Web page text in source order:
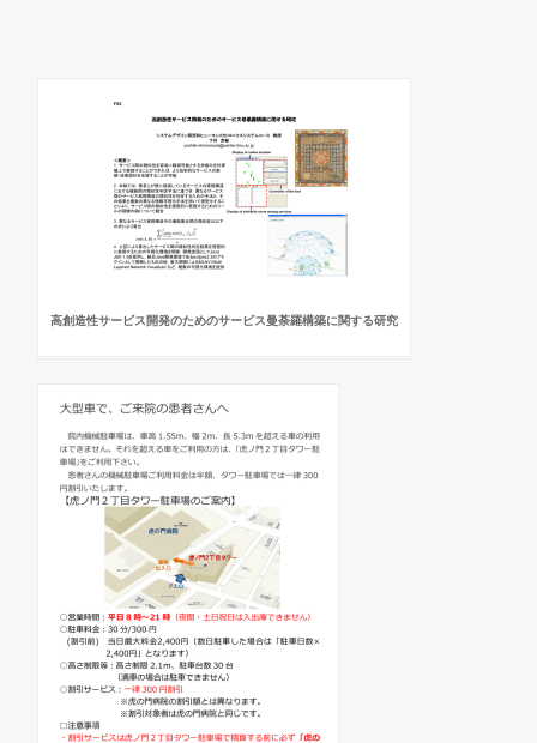
高創造性サービス開発のためのサービス曼荼羅構築に関する研究